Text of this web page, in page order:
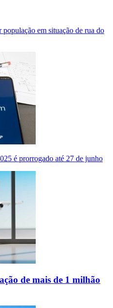
em situação de rua do
é prorrogado até 27 de junho
de mais de 1 milhão